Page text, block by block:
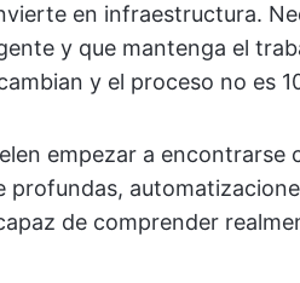
en infraestructura.
y que mantenga el
y el proceso no es
empezar a encontrarse
profundas,
de comprender